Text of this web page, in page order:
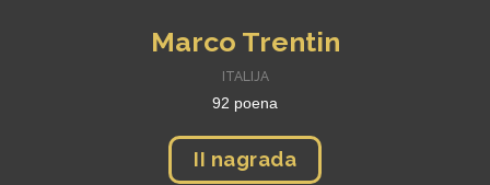
Marco Trentin
ITALIJA
92 poena
II nagrada